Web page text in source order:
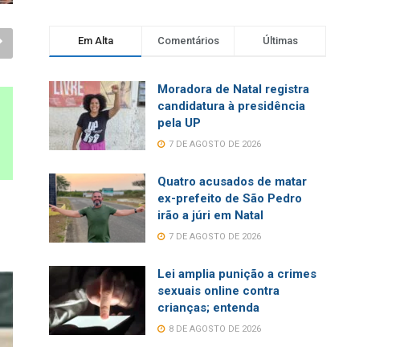
Em Alta Comentários Últimas
Moradora de Natal registra
candidatura à presidência
pela UP
7 DE AGOSTO DE 2026
Quatro acusados de matar
ex-prefeito de São Pedro
irão a júri em Natal
7 DE AGOSTO DE 2026
Lei amplia punição a crimes
sexuais online contra
crianças; entenda
8 DE AGOSTO DE 2026